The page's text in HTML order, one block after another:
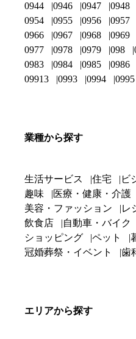
0944
0946 0947 0948
0954
0955 0956 0957
0966
0967 0968 0969
0977
0978 0979 098
0983
0984 0985 0986
09913
0993 0994 0995
業種から探す
生活サービス 住宅 ビ
趣味
医療・健康・介護
美容・ファッション
レ
飲食店
自動車・バイク
ショッピング
ペット
冠婚葬祭・イベント
歯
エリアから探す